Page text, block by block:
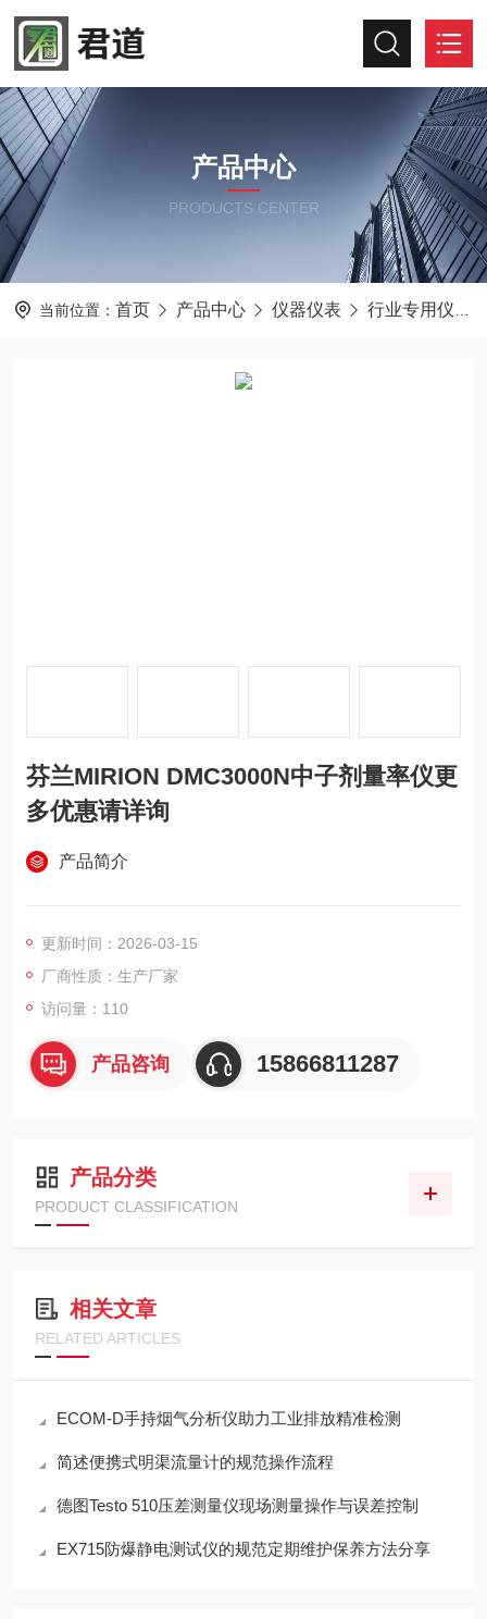
产品中心
PRODUCTS CENTER
当前位置： 首页 产品中心 仪器仪表 行业专用仪器仪表
芬兰MIRION DMC3000N中子剂量率仪更
多优惠请详询
产品简介
更新时间：2026-03-15
厂商性质：生产厂家
访问量：110
产品咨询 15866811287
产品分类
PRODUCT CLASSIFICATION
相关文章
RELATED ARTICLES
ECOM-D手持烟气分析仪助力工业排放精准检测
简述便携式明渠流量计的规范操作流程
德图Testo 510压差测量仪现场测量操作与误差控制
EX715防爆静电测试仪的规范定期维护保养方法分享